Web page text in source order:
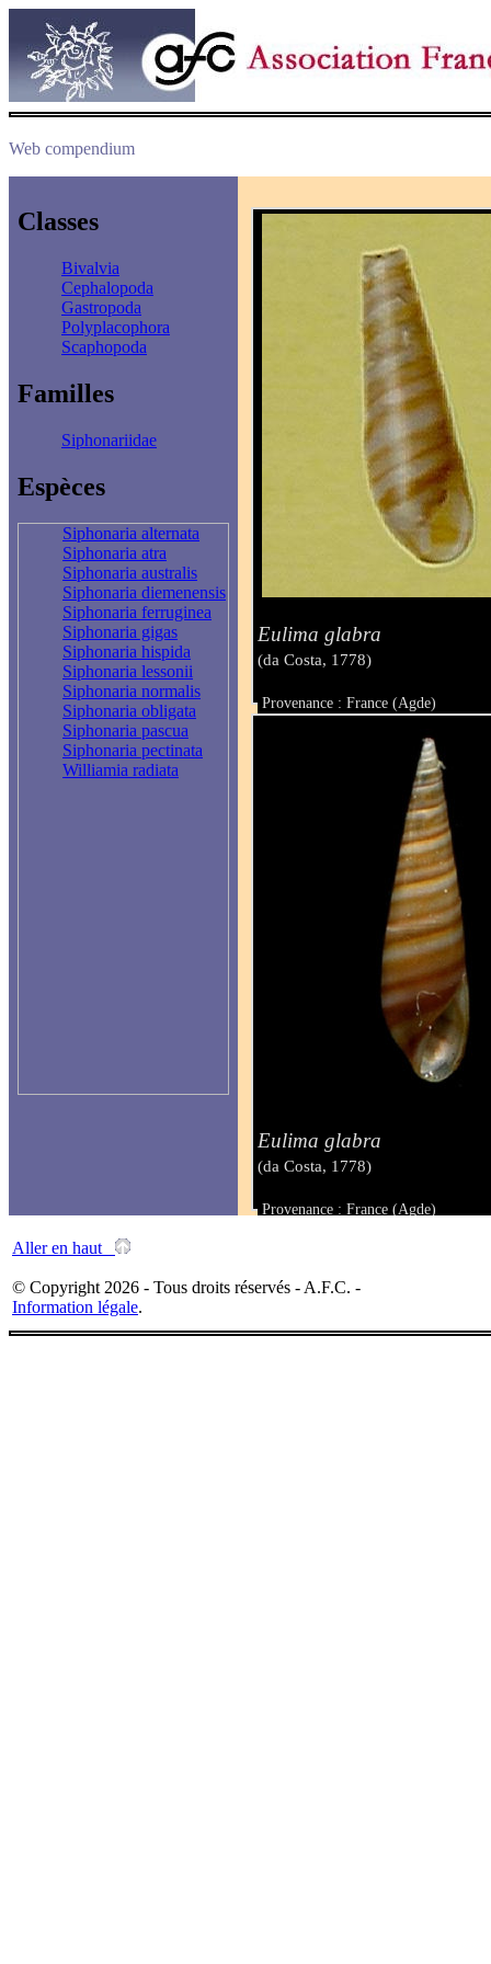
Web compendium
Classes
Bivalvia
Cephalopoda
Gastropoda
Polyplacophora
Scaphopoda
Familles
Siphonariidae
Espèces
Siphonaria alternata
Siphonaria atra
Siphonaria australis
Siphonaria diemenensis
Siphonaria ferruginea
Siphonaria gigas
Siphonaria hispida
Siphonaria lessonii
Siphonaria normalis
Siphonaria obligata
Siphonaria pascua
Siphonaria pectinata
Williamia radiata
Eulima glabra
(da Costa, 1778)
Provenance : France (Agde)
Taille : 5,5 mm
Eulima glabra
(da Costa, 1778)
Provenance : France (Agde)
Aller en haut
© Copyright 2026 - Tous droits réservés - A.F.C. -
Information légale.